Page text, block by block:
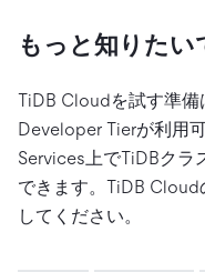
もっと知りたい
TiDB Cloudを試す準
Developer Tierが利用
Services上でTiDBクラ
できます。TiDB
してください。